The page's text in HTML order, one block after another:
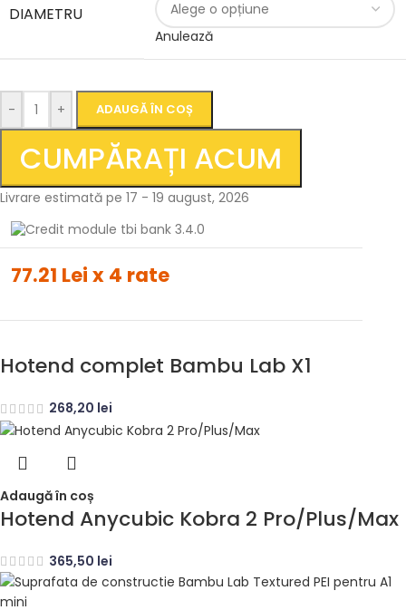
DIAMETRU
Anulează
- + ADAUGĂ ÎN COȘ
CUMPĂRAȚI ACUM
Livrare estimată pe 17 - 19 august, 2026
77.21 Lei x 4 rate
Hotend complet Bambu Lab X1
268,20 lei
Adaugă în coș
Hotend Anycubic Kobra 2 Pro/Plus/Max
365,50 lei